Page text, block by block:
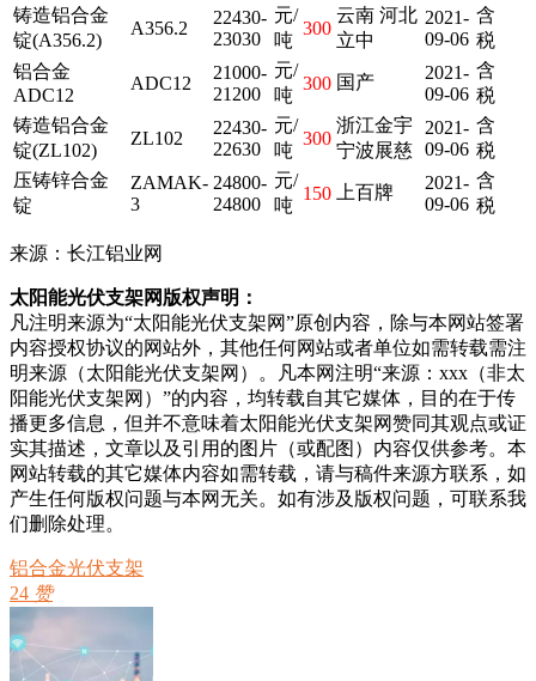
铸造铝合金
锭(A356.2)
A356.2
22430-
23030
元/
吨
300
云南 河北
立中
2021-
09-06
含
税
铝合金
ADC12
ADC12
21000-
21200
元/
吨
300 国产
2021-
09-06
含
税
铸造铝合金
锭(ZL102)
ZL102
22430-
22630
元/
吨
300
浙江金宇
宁波展慈
2021-
09-06
含
税
压铸锌合金
锭
ZAMAK-
3
24800-
24800
元/
吨
150 上百牌
2021-
09-06
含
税
来源：长江铝业网
太阳能光伏支架网版权声明：
凡注明来源为“太阳能光伏支架网”原创内容，除与本网站签署
内容授权协议的网站外，其他任何网站或者单位如需转载需注
明来源（太阳能光伏支架网）。凡本网注明“来源：xxx（非太
阳能光伏支架网）”的内容，均转载自其它媒体，目的在于传
播更多信息，但并不意味着太阳能光伏支架网赞同其观点或证
实其描述，文章以及引用的图片（或配图）内容仅供参考。本
网站转载的其它媒体内容如需转载，请与稿件来源方联系，如
产生任何版权问题与本网无关。如有涉及版权问题，可联系我
们删除处理。
铝合金光伏支架
24 赞